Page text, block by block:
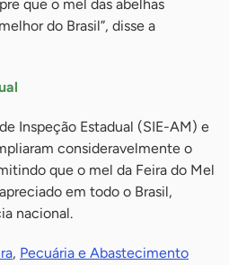
que o mel das abelhas
do Brasil”, disse a
Inspeção Estadual (SIE-AM) e
consideravelmente o
que o mel da Feira do Mel
em todo o Brasil,
nacional.
, Pecuária e Abastecimento